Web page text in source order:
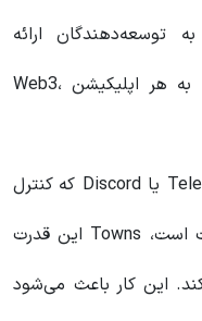
به توسعه‌دهندگان ارائه
می‌دهد تا بتوانند چت برنامه‌پذیر را به هر اپلیکیشن Web3،
برخلاف پلتفرم‌های Web2 مانند Telegram یا Discord که کنترل
و داده‌های کاربران در دست یک شرکت است، Towns این قدرت
این کار باعث می‌شود